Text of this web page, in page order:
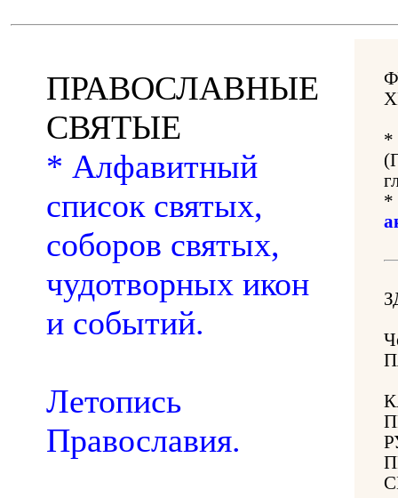
ПРАВОСЛАВНЫЕ
СВЯТЫЕ
* Алфавитный
список святых,
соборов святых,
чудотворных икон
и событий.
Летопись
Православия.
*
*